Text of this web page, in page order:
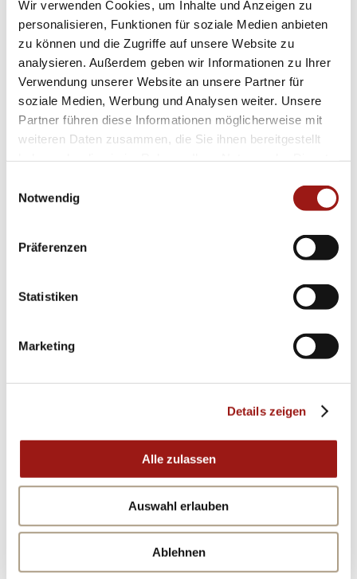
Wir verwenden Cookies, um Inhalte und Anzeigen zu
personalisieren, Funktionen für soziale Medien anbieten
zu können und die Zugriffe auf unsere Website zu
analysieren. Außerdem geben wir Informationen zu Ihrer
Verwendung unserer Website an unsere Partner für
soziale Medien, Werbung und Analysen weiter. Unsere
Partner führen diese Informationen möglicherweise mit
weiteren Daten zusammen, die Sie ihnen bereitgestellt
Notwendig
Präferenzen
Statistiken
Marketing
Details zeigen
Alle zulassen
Auswahl erlauben
Ablehnen
Edelstahl des Gehäuses und des Bands sorgt
nicht nur für Langlebigkeit, sondern auch für
einen angenehm leichten Tragekomfort den
ganzen Tag über.
Perfektionieren Sie Ihr Outfit mit den
Capolavoro Colour Collection Espressivo
Ohrringen oh9mog00633-21045 – sowohl
passend zum eleganten Abendkleid als auch
zur schicken Business-Garderobe. Lassen Sie
Ihr persönliches Modeempfinden erstrahlen und
setzen Sie stilvolle Akzente mit diesen
unverzichtbaren Schmuckstücken!